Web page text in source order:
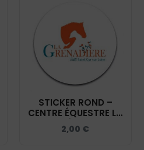
STICKER ROND –
CENTRE ÉQUESTRE LA
GRENADIÈRE – STI001
2,00 €